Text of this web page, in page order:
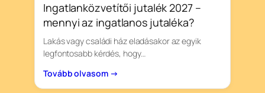
Ingatlanközvetítői jutalék 2027 –
mennyi az ingatlanos jutaléka?
Lakás vagy családi ház eladásakor az egyik
legfontosabb kérdés, hogy…
Tovább olvasom →